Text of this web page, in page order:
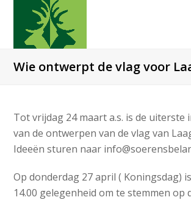
Wie ontwerpt de vlag voor
Tot vrijdag 24 maart a.s. is de uiterste
van de ontwerpen van de vlag van
Ideeën sturen naar
Op donderdag 27 april ( Koningsdag)
14.00 gelegenheid om te stemmen op